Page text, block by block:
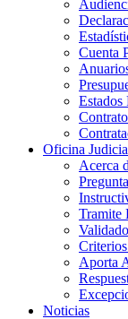
Cuenta
Estados
Oficina
Acerca
Tramite
Aporta
Noticias